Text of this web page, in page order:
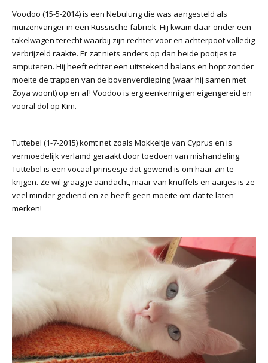
Voodoo (15-5-2014) is een Nebulung die was aangesteld als
muizenvanger in een Russische fabriek. Hij kwam daar onder een
takelwagen terecht waarbij zijn rechter voor en achterpoot volledig
verbrijzeld raakte. Er zat niets anders op dan beide pootjes te
amputeren. Hij heeft echter een uitstekend balans en hopt zonder
moeite de trappen van de bovenverdieping (waar hij samen met
Zoya woont) op en af! Voodoo is erg eenkennig en eigengereid en
vooral dol op Kim.
Tuttebel (1-7-2015) komt net zoals Mokkeltje van Cyprus en is
vermoedelijk verlamd geraakt door toedoen van mishandeling.
Tuttebel is een vocaal prinsesje dat gewend is om haar zin te
krijgen. Ze wil graag je aandacht, maar van knuffels en aaitjes is ze
veel minder gediend en ze heeft geen moeite om dat te laten
merken!